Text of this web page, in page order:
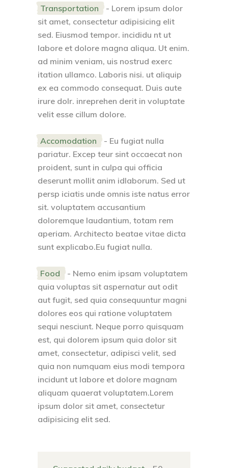
Transportation - Lorem ipsum dolor
sit amet, consectetur adipisicing elit
sed. Eiusmod tempor. incididu nt ut
labore et dolore magna aliqua. Ut enim.
ad minim veniam, uis nostrud exerc
itation ullamco. Laboris nisi. ut aliquip
ex ea commodo consequat. Duis aute
irure dolr. inreprehen derit in voluptate
velit esse cillum dolore.
Accomodation - Eu fugiat nulla
pariatur. Excep teur sint occaecat non
proident, sunt in culpa qui officia
deserunt mollit anim idlaborum. Sed ut
persp iciatis unde omnis iste natus error
sit. voluptatem accusantium
doloremque laudantium, totam rem
aperiam. Architecto beatae vitae dicta
sunt explicabo.Eu fugiat nulla.
Food - Nemo enim ipsam voluptatem
quia voluptas sit aspernatur aut odit
aut fugit, sed quia consequuntur magni
dolores eos qui ratione voluptatem
sequi nesciunt. Neque porro quisquam
est, qui dolorem ipsum quia dolor sit
amet, consectetur, adipisci velit, sed
quia non numquam eius modi tempora
incidunt ut labore et dolore magnam
aliquam quaerat voluptatem.Lorem
ipsum dolor sit amet, consectetur
adipisicing elit sed.